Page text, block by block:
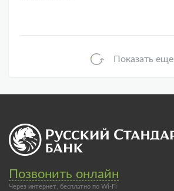
Показать еще
Позвонить онлайн
Через интернет, бесплатно по Wi-Fi